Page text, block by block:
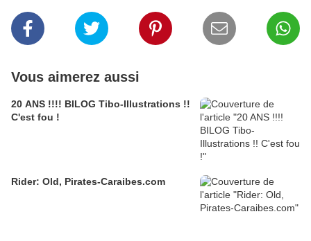
Vous aimerez aussi
20 ANS !!!! BILOG Tibo-Illustrations !!
C'est fou !
Rider: Old, Pirates-Caraibes.com